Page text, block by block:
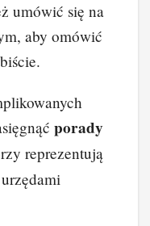
umówić się na
aby omówić
porady
reprezentują